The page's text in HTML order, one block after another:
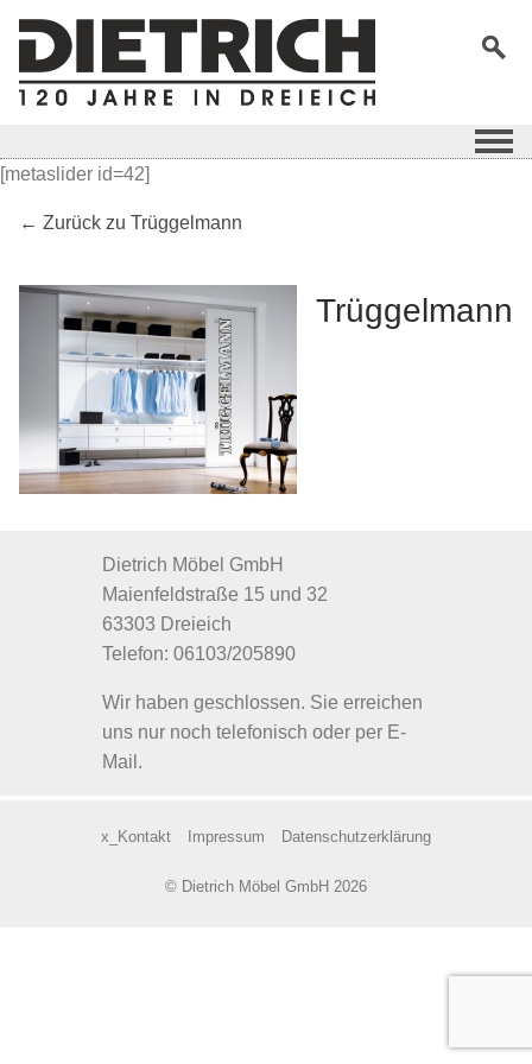
[metaslider id=42]
← Zurück zu Trüggelmann
Trüggelmann
Dietrich Möbel GmbH
Maienfeldstraße 15 und 32
63303 Dreieich
Telefon: 06103/205890
Wir haben geschlossen. Sie erreichen
uns nur noch telefonisch oder per E-
Mail.
x_Kontakt Impressum Datenschutzerklärung
© Dietrich Möbel GmbH 2026